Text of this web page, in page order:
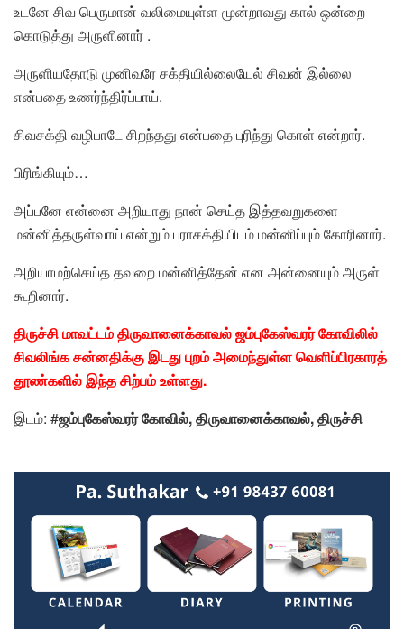
உடனே சிவ பெருமான் வலிமையுள்ள மூன்றாவது கால் ஒன்றை
கொடுத்து அருளினார் .
அருளியதோடு முனிவரே சக்தியில்லையேல் சிவன் இல்லை
என்பதை உணர்ந்திர்ப்பாய்.
சிவசக்தி வழிபாடே சிறந்தது என்பதை புரிந்து கொள் என்றார்.
பிரிங்கியும்…
அப்பனே என்னை அறியாது நான் செய்த இத்தவறுகளை
மன்னித்தருள்வாய் என்றும் பராசக்தியிடம் மன்னிப்பும் கோரினார்.
அறியாமற்செய்த தவறை மன்னித்தேன் என அன்னையும் அருள்
கூறினார்.
திருச்சி மாவட்டம் திருவானைக்காவல் ஜம்புகேஸ்வரர் கோவிலில்
சிவலிங்க சன்னதிக்கு இடது புறம் அமைந்துள்ள வெளிப்பிரகாரத்
தூண்களில் இந்த சிற்பம் உள்ளது.
இடம்: #ஜம்புகேஸ்வரர் கோவில், திருவானைக்காவல், திருச்சி